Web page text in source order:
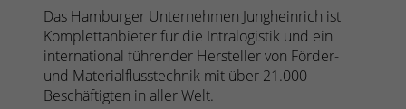
Das Hamburger Unternehmen Jungheinrich ist
Komplettanbieter für die Intralogistik und ein
international führender Hersteller von Förder-
und Materialflusstechnik mit über 21.000
Beschäftigten in aller Welt.